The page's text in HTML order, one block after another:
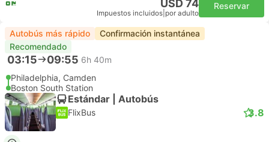
USD 74
Impuestos incluidos por adulto
Reservar
Autobús más rápido
Confirmación instantánea
Recomendado
03:15 09:55 6h 40m
Philadelphia, Camden
Boston South Station
Estándar | Autobús
FlixBus 3.8